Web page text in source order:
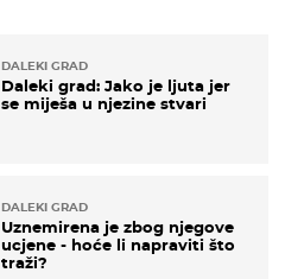
DALEKI GRAD
Daleki grad: Jako je ljuta jer
se miješa u njezine stvari
DALEKI GRAD
Uznemirena je zbog njegove
ucjene - hoće li napraviti što
traži?